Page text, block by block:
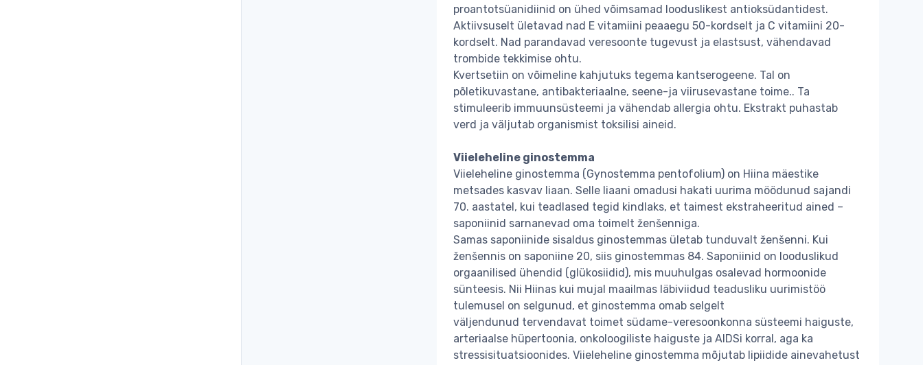
proantotsüanidiinid on ühed võimsamad looduslikest antioksüdantidest.
Aktiivsuselt ületavad nad E vitamiini peaaegu 50-kordselt ja C vitamiini 20-
kordselt. Nad parandavad veresoonte tugevust ja elastsust, vähendavad
trombide tekkimise ohtu.
Kvertsetiin on võimeline kahjutuks tegema kantserogeene. Tal on
põletikuvastane, antibakteriaalne, seene-ja viirusevastane toime.. Ta
stimuleerib immuunsüsteemi ja vähendab allergia ohtu. Ekstrakt puhastab
verd ja väljutab organismist toksilisi aineid.
Viieleheline ginostemma
Viieleheline ginostemma (Gynostemma pentofolium) on Hiina mäestike
metsades kasvav liaan. Selle liaani omadusi hakati uurima möödunud sajandi
70. aastatel, kui teadlased tegid kindlaks, et taimest ekstraheeritud ained –
saponiinid sarnanevad oma toimelt ženšenniga.
Samas saponiinide sisaldus ginostemmas ületab tunduvalt ženšenni. Kui
ženšennis on saponiine 20, siis ginostemmas 84. Saponiinid on looduslikud
orgaanilised ühendid (glükosiidid), mis muuhulgas osalevad hormoonide
sünteesis. Nii Hiinas kui mujal maailmas läbiviidud teadusliku uurimistöö
tulemusel on selgunud, et ginostemma omab selgelt
väljendunud tervendavat toimet südame-veresoonkonna süsteemi haiguste,
arteriaalse hüpertoonia, onkoloogiliste haiguste ja AIDSi korral, aga ka
stressisituatsioonides. Viieleheline ginostemma mõjutab lipiidide ainevahetust